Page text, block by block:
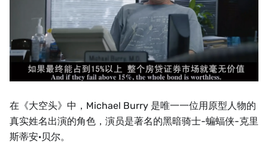
在《大空头》中，Michael Burry 是唯一一位用原型人物的
真实姓名出演的角色，演员是著名的黑暗骑士-蝙蝠侠-克里
斯蒂安·贝尔。